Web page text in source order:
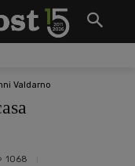
Valdarno
1068